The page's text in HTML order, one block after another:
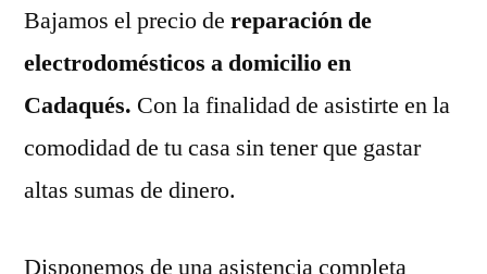
Bajamos el precio de reparación de
electrodomésticos a domicilio en
Cadaqués. Con la finalidad de asistirte en la
comodidad de tu casa sin tener que gastar
altas sumas de dinero.
Disponemos de una asistencia completa